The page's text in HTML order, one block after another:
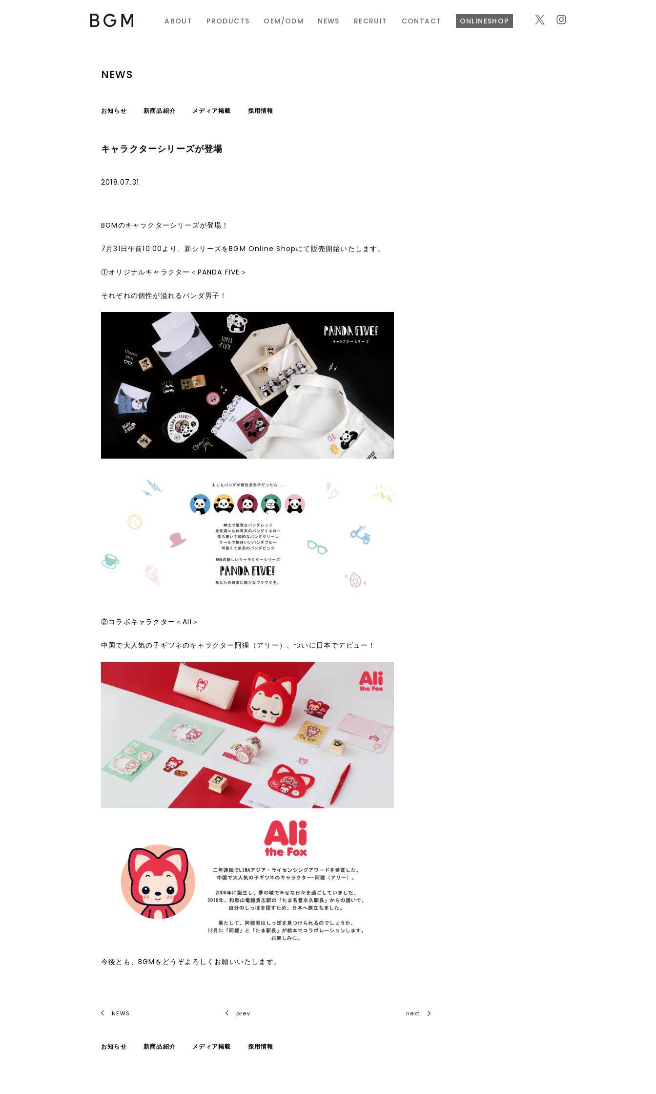
ABOUT PRODUCTS OEM/ODM NEWS RECRUIT CONTACT ONLINESHOP
NEWS
お知らせ 新商品紹介 メディア掲載 採用情報
キャラクターシリーズが登場
2018.07.31
BGMのキャラクターシリーズが登場！
7月31 日午前10:00より、新シリーズをBGM Online Shopにて販売開始いたします。
①オリジナルキャラクター＜ PANDA FIVE ＞
それぞれの個性が溢れるパンダ男子！
②コラボキャラクター＜Ali ＞
中国で大人気の子ギツネのキャラクター阿狸（アリー）、ついに日本でデビュー！
今後とも、 BGM をどうぞよろしくお願いいたします。
prev next
NEWS
お知らせ 新商品紹介 メディア掲載 採用情報